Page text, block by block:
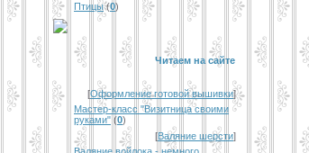
Птицы (0)
Читаем на сайте
[Оформление готовой вышивки]
Мастер-класс "Визитница своими
руками" (0)
[Валяние шерсти]